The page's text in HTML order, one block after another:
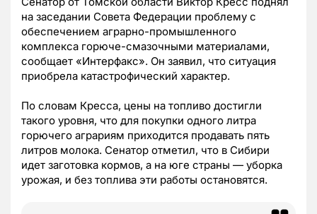
на заседании Совета Федерации проблему с
обеспечением аграрно-промышленного
комплекса горюче-смазочными материалами,
сообщает «Интерфакс». Он заявил, что ситуация
приобрела катастрофический характер.
По словам Кресса, цены на топливо достигли
такого уровня, что для покупки одного литра
горючего аграриям приходится продавать пять
литров молока. Сенатор отметил, что в Сибири
идет заготовка кормов, а на юге страны — уборка
урожая, и без топлива эти работы остановятся.